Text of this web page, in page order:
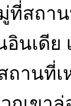
มู่ที่สถ
นเดีย
ถานที่